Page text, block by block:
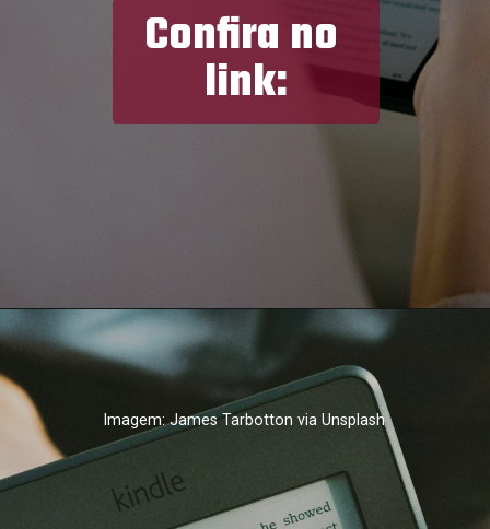
Confira no
link:
Opening https://amzn.to/3oYWzfS
Imagem: James Tarbotton via Unsplash